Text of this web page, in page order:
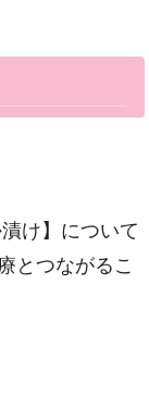
け】について
とつながるこ